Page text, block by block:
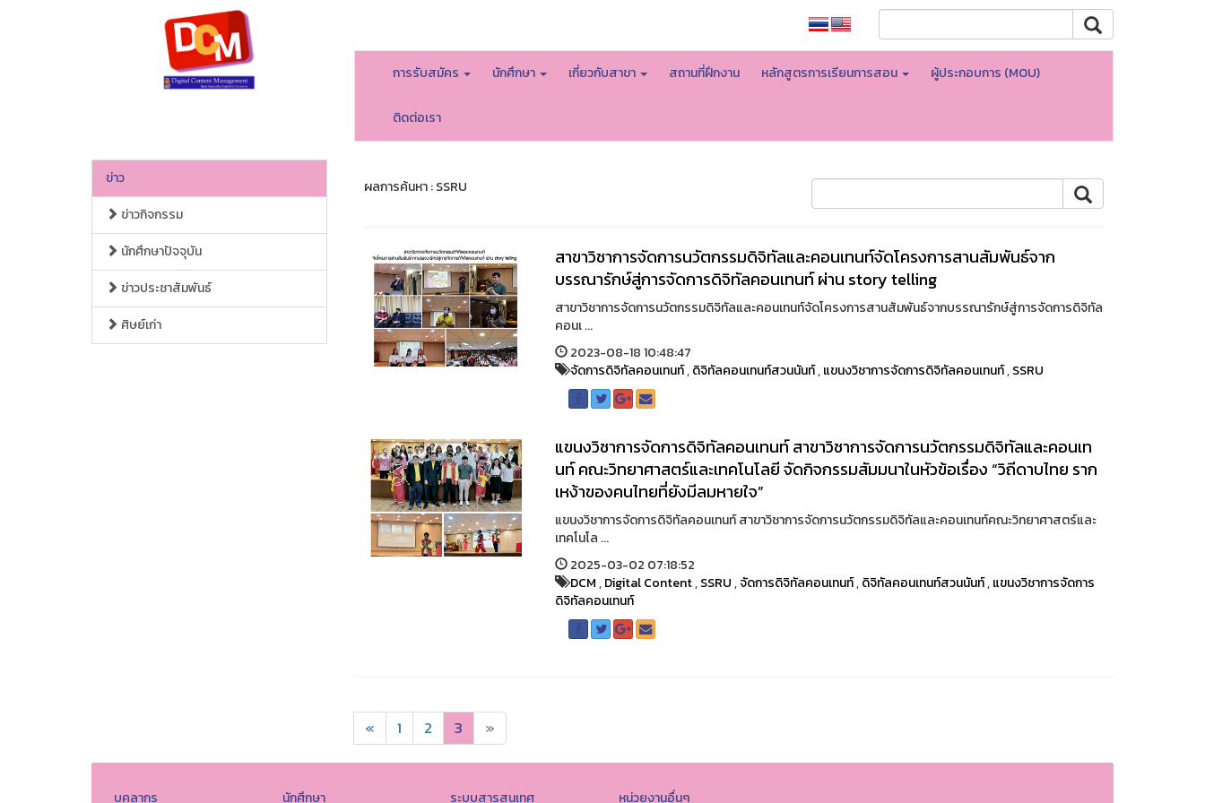
การรับสมัคร นักศึกษา เกี่ยวกับสาขา สถานที่ฝึกงาน หลักสูตรการเรียนการสอน ผู้ประกอบการ (MOU)
ติดต่อเรา
ข่าว
ข่าวกิจกรรม
นักศึกษาปัจจุบัน
ข่าวประชาสัมพันธ์
ศิษย์เก่า
ผลการค้นหา : SSRU
สาขาวิชาการจัดการนวัตกรรมดิจิทัลและคอนเทนท์จัดโครงการสานสัมพันธ์จาก
บรรณารักษ์สู่การจัดการดิจิทัลคอนเทนท์ ผ่าน story telling
สาขาวิชาการจัดการนวัตกรรมดิจิทัลและคอนเทนท์จัดโครงการสานสัมพันธ์จากบรรณารักษ์สู่การจัดการดิจิทัล
คอนเ ...
2023-08-18 10:48:47
จัดการดิจิทัลคอนเทนท์,ดิจิทัลคอนเทนท์สวนนันท์,แขนงวิชาการจัดการดิจิทัลคอนเทนท์,SSRU
แขนงวิชาการจัดการดิจิทัลคอนเทนท์ สาขาวิชาการจัดการนวัตกรรมดิจิทัลและคอนเท
นท์ คณะวิทยาศาสตร์และเทคโนโลยี จัดกิจกรรมสัมมนาในหัวข้อเรื่อง “วิถีดาบไทย ราก
เหง้าของคนไทยที่ยังมีลมหายใจ”
แขนงวิชาการจัดการดิจิทัลคอนเทนท์ สาขาวิชาการจัดการนวัตกรรมดิจิทัลและคอนเทนท์คณะวิทยาศาสตร์และ
เทคโนโล ...
2025-03-02 07:18:52
DCM,Digital Content,SSRU,จัดการดิจิทัลคอนเทนท์,ดิจิทัลคอนเทนท์สวนนันท์,แขนงวิชาการจัดการ
ดิจิทัลคอนเทนท์
« 1 2 3 »
บุคลากร นักศึกษา ระบบสารสนเทศ หน่วยงานอื่นๆ